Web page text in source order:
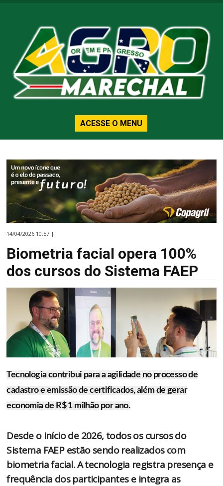
ACESSE O MENU
14/04/2026 10:57 |
Biometria facial opera 100%
dos cursos do Sistema FAEP
Tecnologia contribui para a agilidade no processo de
cadastro e emissão de certificados, além de gerar
economia de R$ 1 milhão por ano.
Desde o início de 2026, todos os cursos do
Sistema FAEP estão sendo realizados com
biometria facial. A tecnologia registra presença e
frequência dos participantes e integra as